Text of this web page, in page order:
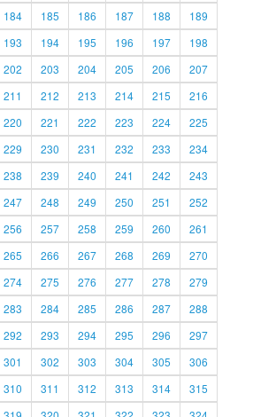
184 185 186 187 188
189
193 194 195 196 197
198
202 203 204 205 206
207
211 212 213 214 215
216
220 221 222 223 224
225
229 230 231 232 233
234
238 239 240 241 242
243
247 248 249 250 251
252
256 257 258 259 260
261
265 266 267 268 269
270
274 275 276 277 278
279
283 284 285 286 287
288
292 293 294 295 296
297
301 302 303 304 305
306
310 311 312 313 314
315